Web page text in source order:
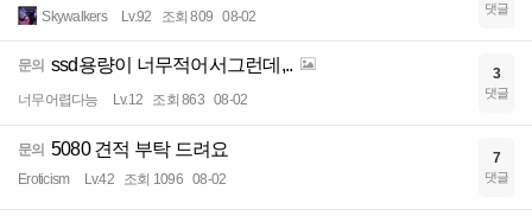
Skywalkers Lv.92 조회 809 08-02 댓글
문의 ssd용량이 너무적어서그런데,..
너무어렵다능 Lv.12 조회 863 08-02
3
댓글
문의 5080 견적 부탁 드려요
Eroticism Lv.42 조회 1096 08-02
7
댓글